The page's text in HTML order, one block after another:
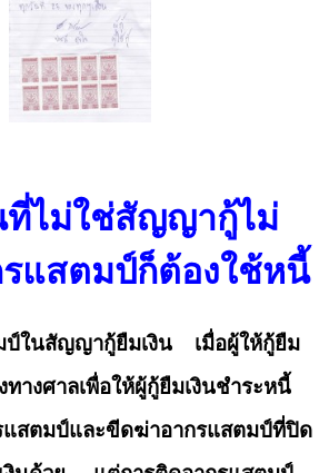
ที่ไม่ใช่สัญญากู้ไม่
แสตมป์ก็ต้องใช้หนี้
ป์ในสัญญากู้ยืมเงิน เมื่อผู้ให้กู้ยืม
ทางศาลเพื่อให้ผู้กู้ยืมเงินชำระหนี้
แสตมป์และขีดฆ่าอากรแสตมป์ที่ปิด